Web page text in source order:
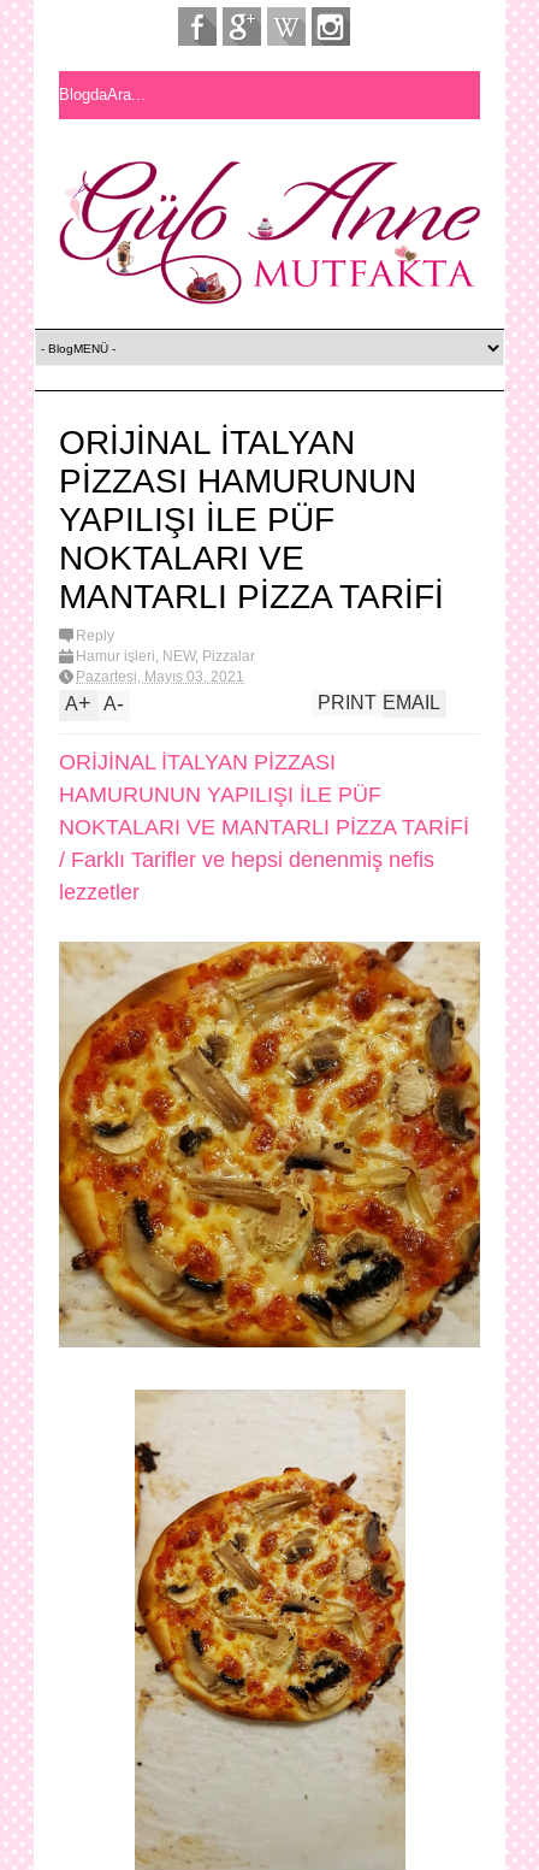
ORİJİNAL İTALYAN
PİZZASI HAMURUNUN
YAPILIŞI İLE PÜF
NOKTALARI VE
MANTARLI PİZZA TARİFİ
Reply
Hamur işleri, NEW, Pizzalar
Pazartesi, Mayıs 03, 2021
A+ A- EMAIL
PRINT
ORİJİNAL İTALYAN PİZZASI
HAMURUNUN YAPILIŞI İLE PÜF
NOKTALARI VE MANTARLI PİZZA TARİFİ
/ Farklı Tarifler ve hepsi denenmiş nefis
lezzetler